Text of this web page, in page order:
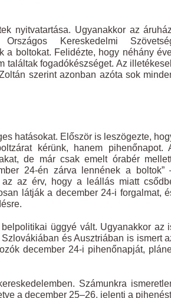
nyitvatartása. Ugyanakkor az
Kereskedelmi
a boltokat. Felidézte, hogy néhány
találtak fogadókészséget. Az
szerint azonban azóta sok
hatásokat. Először is leszögezte,
kérünk, hanem pihenőnapot.
de már csak emelt órabér
24-én zárva lennének a boltok”
az érv, hogy a leállás miatt
látják a december 24-i forgalmat,
üggyé vált. Ugyanakkor az
Szlovákiában és Ausztriában is ismert
december 24-i pihenőnapját,
Számunkra
a december 25–26. jelenti a